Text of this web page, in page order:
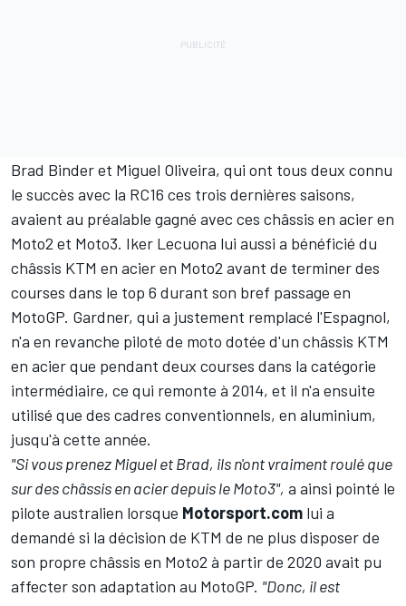
Brad Binderet Miguel Oliveira, qui ont tous deux connu
le succès avec la RC16 ces trois dernières saisons,
avaient au préalable gagné avec ces châssis en acier en
Moto2 et Moto3. Iker Lecuona lui aussi a bénéficié du
châssis KTM en acier en Moto2 avant de terminer des
courses dans le top 6 durant son bref passage en
MotoGP. Gardner, qui a justement remplacé l'Espagnol,
n'a en revanche piloté de moto dotée d'un châssis KTM
en acier que pendant deux courses dans la catégorie
intermédiaire, ce qui remonte à 2014, et il n'a ensuite
utilisé que des cadres conventionnels, en aluminium,
jusqu'à cette année.
"Si vous prenez Miguel et Brad, ils n'ont vraiment roulé que
sur des châssis en acier depuis le Moto3", a ainsi pointé le
pilote australien lorsque Motorsport.com lui a
demandé si la décision de KTM de ne plus disposer de
son propre châssis en Moto2 à partir de 2020 avait pu
affecter son adaptation au MotoGP. "Donc, il est